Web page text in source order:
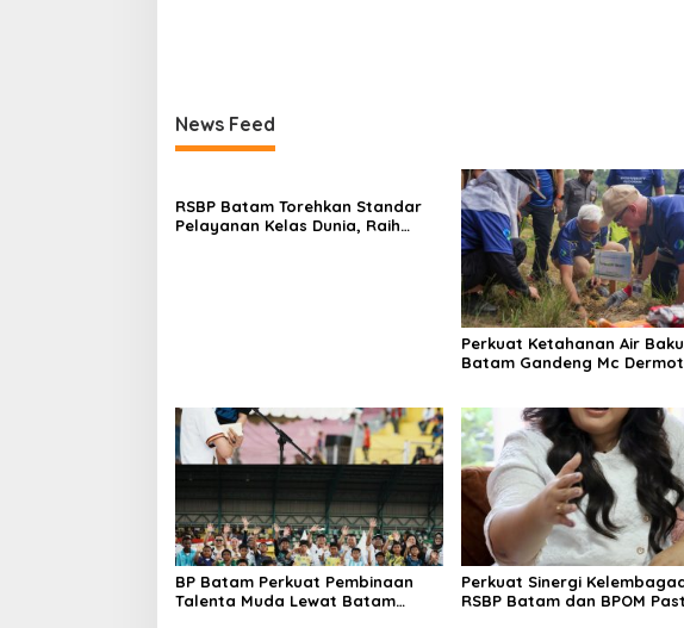
News Feed
RSBP Batam Torehkan Standar
Pelayanan Kelas Dunia, Raih
Perkuat Ketahanan Air
Batam Gandeng Mc
BP Batam Perkuat Pembinaan
Talenta Muda Lewat Batam
Perkuat Sinergi
RSBP Batam dan BPOM